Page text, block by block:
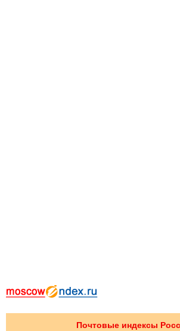
Почтовые индексы